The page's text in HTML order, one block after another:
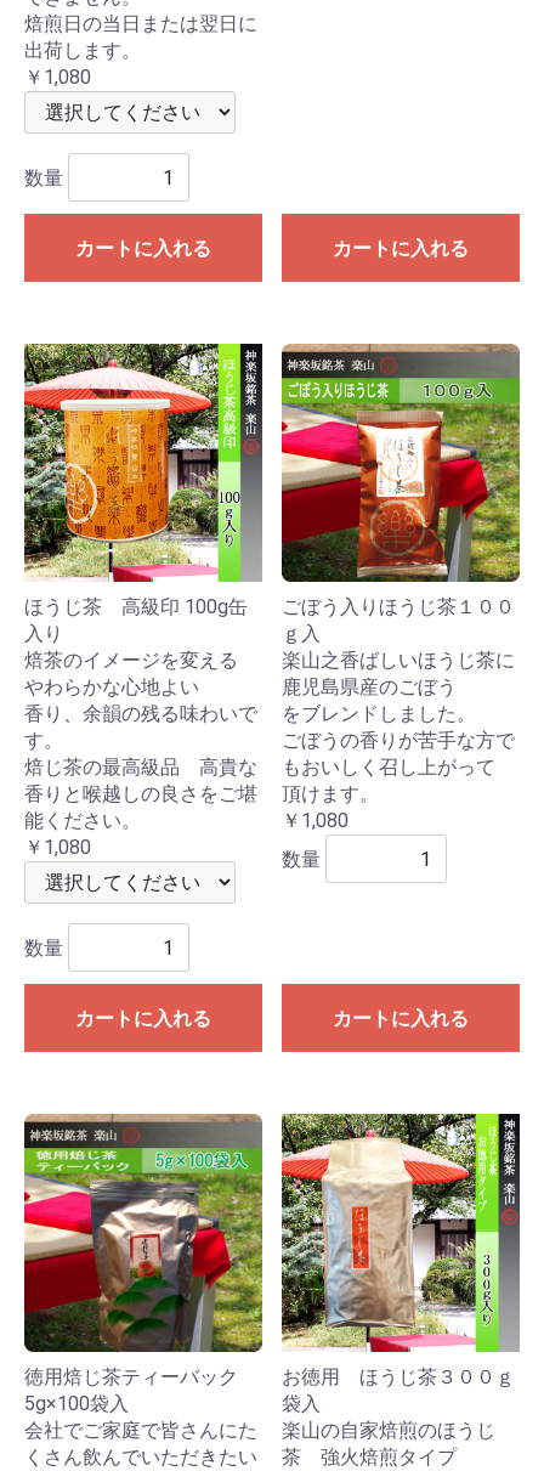
焙煎日の当日または翌日に
出荷します。
￥1,080
数量
カートに入れる カートに入れる
ほうじ茶 高級印 100g缶
入り
焙茶のイメージを変える
やわらかな心地よい
香り、余韻の残る味わいで
す。
焙じ茶の最高級品 高貴な
香りと喉越しの良さをご堪
能ください。
￥1,080
数量
カートに入れる
ごぼう入りほうじ茶１００
ｇ入
楽山之香ばしいほうじ茶に
鹿児島県産のごぼう
をブレンドしました。
ごぼうの香りが苦手な方で
もおいしく召し上がって
頂けます。
￥1,080
数量
カートに入れる
徳用焙じ茶ティーバック
5g×100袋入
会社でご家庭で皆さんにた
くさん飲んでいただきたい
お徳用 ほうじ茶３００ｇ
袋入
楽山の自家焙煎のほうじ
茶 強火焙煎タイプ